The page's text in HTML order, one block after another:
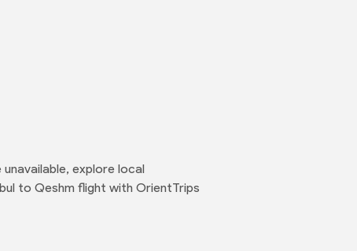
explore local
to Qeshm flight with OrientTrips